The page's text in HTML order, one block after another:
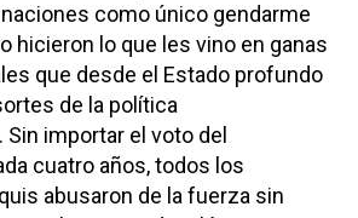
como único gendarme
hicieron lo que les vino en ganas
que desde el Estado profundo
de la política
importar el voto del
cuatro años, todos los
abusaron de la fuerza sin